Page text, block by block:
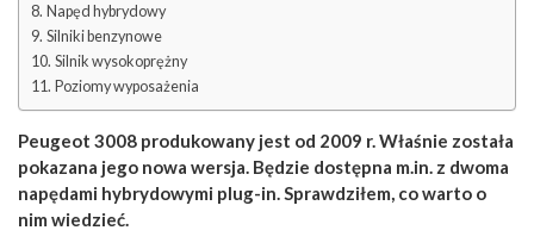
Napęd hybrydowy
Silniki benzynowe
Silnik wysokoprężny
Poziomy wyposażenia
Peugeot 3008 produkowany jest od 2009 r. Właśnie została
pokazana jego nowa wersja. Będzie dostępna m.in. z dwoma
napędami hybrydowymi plug-in. Sprawdziłem, co warto o
nim wiedzieć.